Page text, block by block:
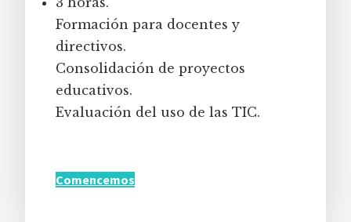
Formación para docentes y
directivos.
Consolidación de proyectos
educativos.
Evaluación del uso de las TIC.
Comencemos